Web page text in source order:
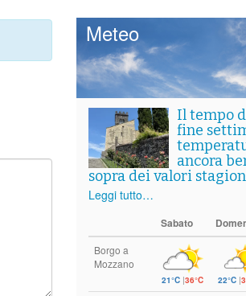
Meteo
Il tempo
fine
ancora
sopra dei valori
Leggi tutto…
Sabato
Borgo a
Mozzano
21°C |36°C 22°C |